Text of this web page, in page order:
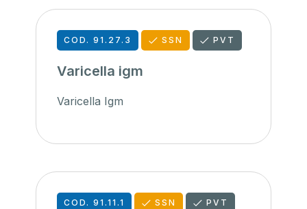
COD. 91.27.3 SSN PVT
Varicella igm
Varicella Igm
COD. 91.11.1 SSN PVT